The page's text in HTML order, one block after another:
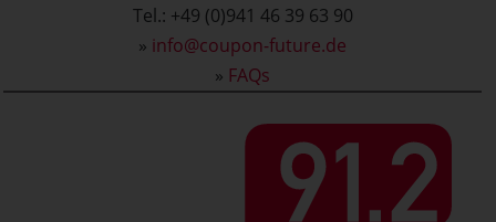
Tel.: +49 (0)941 46 39 63 90
» info@coupon-future.de
» FAQs